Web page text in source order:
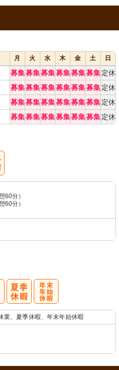
月 火 水 木 金 土
日
募集募集募集募集募集募集 定休
募集募集募集募集募集募集 定休
募集募集募集募集募集募集 定休
募集募集募集募集募集募集 定休
60分）
60分）
業、夏季休暇、年末年始休暇